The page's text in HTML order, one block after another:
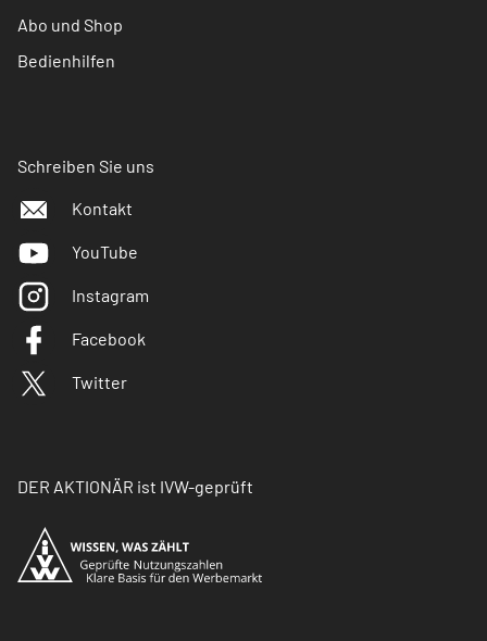
Abo und Shop
Bedienhilfen
Schreiben Sie uns
Kontakt
YouTube
Instagram
Facebook
Twitter
DER AKTIONÄR ist IVW-geprüft